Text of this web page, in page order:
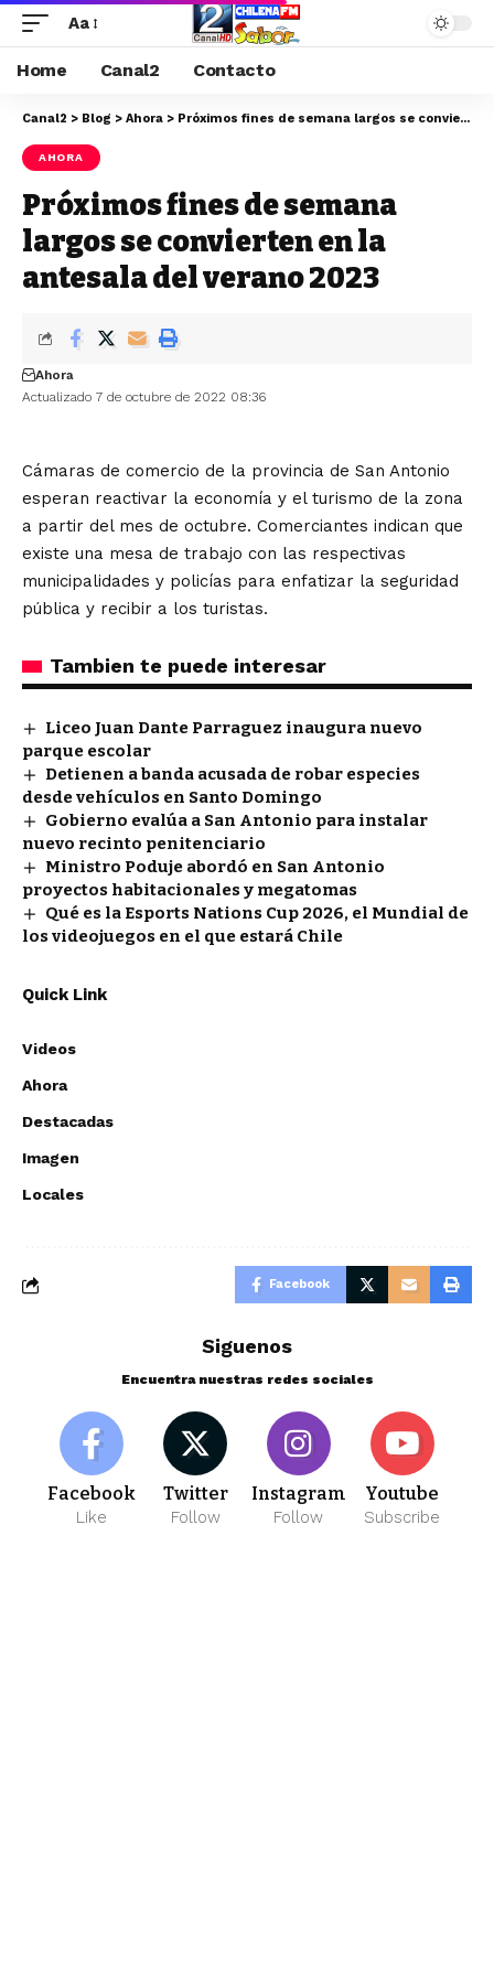
Aa
Home Canal2 Contacto
Canal2 > Blog > Ahora > Próximos fines de semana largos se convierten en la antesala del verano 2023
AHORA
Próximos fines de semana
largos se convierten en la
antesala del verano 2023
Actualizado 7 de octubre de 2022 08:36
Ahora
Cámaras de comercio de la provincia de San Antonio
esperan reactivar la economía y el turismo de la zona
a partir del mes de octubre. Comerciantes indican que
existe una mesa de trabajo con las respectivas
municipalidades y policías para enfatizar la seguridad
pública y recibir a los turistas.
Tambien te puede interesar
Liceo Juan Dante Parraguez inaugura nuevo
parque escolar
Detienen a banda acusada de robar especies
desde vehículos en Santo Domingo
Gobierno evalúa a San Antonio para instalar
nuevo recinto penitenciario
Ministro Poduje abordó en San Antonio
proyectos habitacionales y megatomas
Qué es la Esports Nations Cup 2026, el Mundial de
los videojuegos en el que estará Chile
Quick Link
Videos
Ahora
Destacadas
Imagen
Locales
Facebook
Siguenos
Encuentra nuestras redes sociales
Facebook
Like
Twitter
Follow
Instagram
Follow
Youtube
Subscribe